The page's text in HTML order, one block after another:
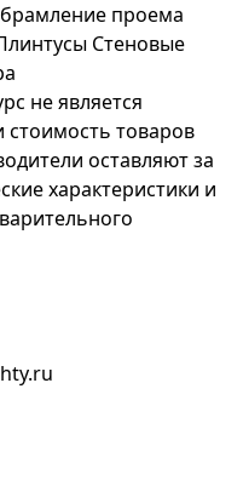
проема
Стеновые
не является
товаров
оставляют за
характеристики и